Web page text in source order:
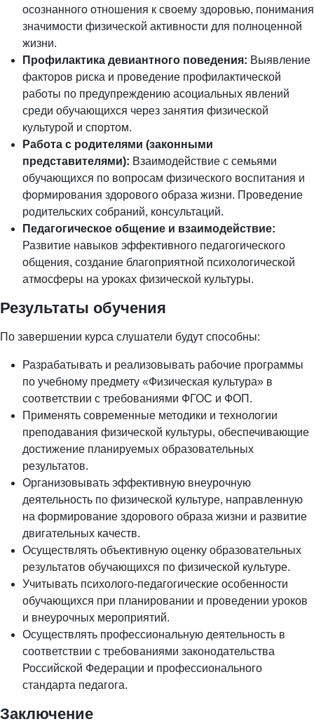
осознанного отношения к своему здоровью, понимания
значимости физической активности для полноценной
жизни.
Профилактика девиантного поведения: Выявление
факторов риска и проведение профилактической
работы по предупреждению асоциальных явлений
среди обучающихся через занятия физической
культурой и спортом.
Работа с родителями (законными
представителями): Взаимодействие с семьями
обучающихся по вопросам физического воспитания и
формирования здорового образа жизни. Проведение
родительских собраний, консультаций.
Педагогическое общение и взаимодействие:
Развитие навыков эффективного педагогического
общения, создание благоприятной психологической
атмосферы на уроках физической культуры.
Результаты обучения
По завершении курса слушатели будут способны:
Разрабатывать и реализовывать рабочие программы
по учебному предмету «Физическая культура» в
соответствии с требованиями ФГОС и ФОП.
Применять современные методики и технологии
преподавания физической культуры, обеспечивающие
достижение планируемых образовательных
результатов.
Организовывать эффективную внеурочную
деятельность по физической культуре, направленную
на формирование здорового образа жизни и развитие
двигательных качеств.
Осуществлять объективную оценку образовательных
результатов обучающихся по физической культуре.
Учитывать психолого-педагогические особенности
обучающихся при планировании и проведении уроков
и внеурочных мероприятий.
Осуществлять профессиональную деятельность в
соответствии с требованиями законодательства
Российской Федерации и профессионального
стандарта педагога.
Заключение